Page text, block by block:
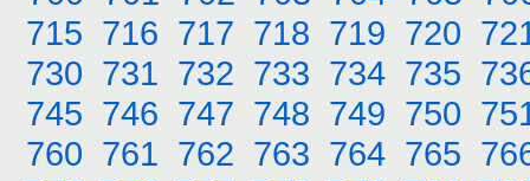
715 716 717 718 719 720
730 731 732 733 734 735
745 746 747 748 749 750
760 761 762 763 764 765